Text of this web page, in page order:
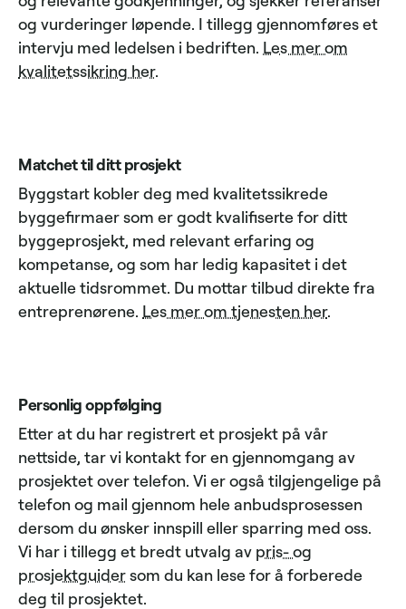
og vurderinger løpende. I tillegg gjennomføres et
intervju med ledelsen i bedriften. Les mer om
kvalitetssikring her.
Matchet til ditt prosjekt
Byggstart kobler deg med kvalitetssikrede
byggefirmaer som er godt kvalifiserte for ditt
byggeprosjekt, med relevant erfaring og
kompetanse, og som har ledig kapasitet i det
aktuelle tidsrommet. Du mottar tilbud direkte fra
entreprenørene. Les mer om tjenesten her.
Personlig oppfølging
Etter at du har registrert et prosjekt på vår
nettside, tar vi kontakt for en gjennomgang av
prosjektet over telefon. Vi er også tilgjengelige på
telefon og mail gjennom hele anbudsprosessen
dersom du ønsker innspill eller sparring med oss.
Vi har i tillegg et bredt utvalg av pris- og
prosjektguidersom du kan lese for å forberede
deg til prosjektet.